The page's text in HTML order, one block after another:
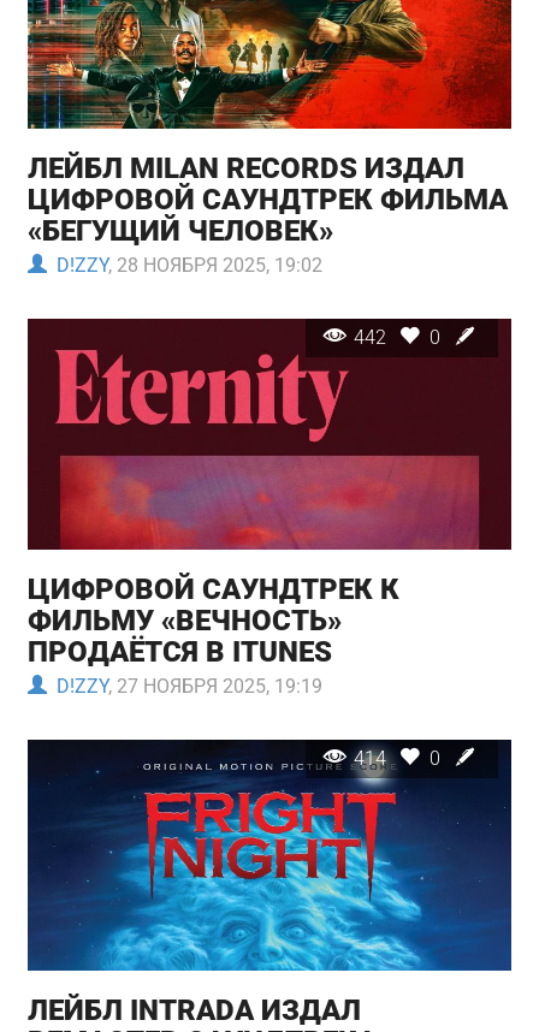
ЛЕЙБЛ MILAN RECORDS ИЗДАЛ
ЦИФРОВОЙ САУНДТРЕК ФИЛЬМА
«БЕГУЩИЙ ЧЕЛОВЕК»
D!ZZY, 28 НОЯБРЯ 2025, 19:02
442 0
ЦИФРОВОЙ САУНДТРЕК К
ФИЛЬМУ «ВЕЧНОСТЬ»
ПРОДАЁТСЯ В ITUNES
D!ZZY, 27 НОЯБРЯ 2025, 19:19
414 0
ЛЕЙБЛ INTRADA ИЗДАЛ